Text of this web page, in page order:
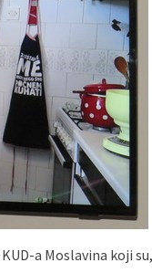
a Moslavina koji